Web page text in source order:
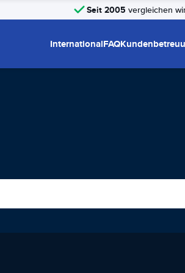
Seit 2005 vergleichen
InternationalFAQ